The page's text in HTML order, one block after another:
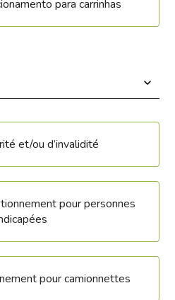
para carrinhas
et/ou d’invalidité
pour personnes
pour camionnettes